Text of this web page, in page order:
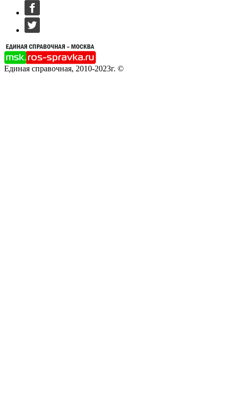
Единая справочная, 2010-2023г. ©